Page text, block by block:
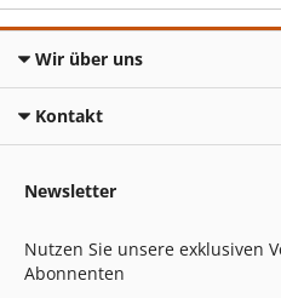
Wir über uns
Kontakt
Newsletter
Nutzen Sie unsere exklusiven
Abonnenten